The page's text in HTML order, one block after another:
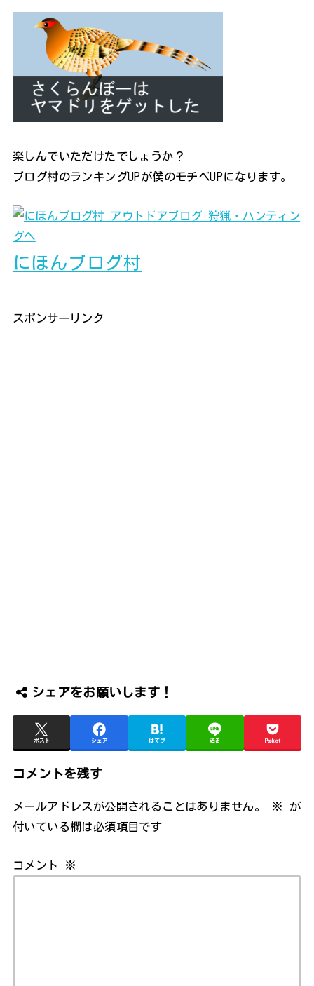
楽しんでいただけたでしょうか？
ブログ村のランキングUPが僕のモチベUPになります。
にほんブログ村
スポンサーリンク
シェアをお願いします！
ポスト シェア はてブ 送る Pocket
コメントを残す
メールアドレスが公開されることはありません。 ※
が
付いている欄は必須項目です
コメント ※